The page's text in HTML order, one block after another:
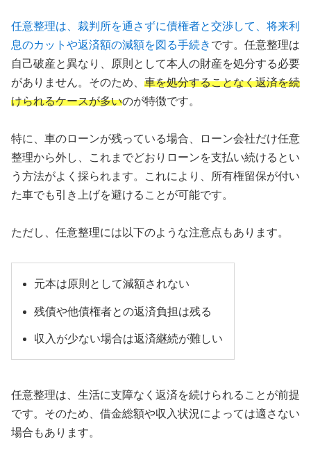
任意整理は、裁判所を通さずに債権者と交渉して、将来利
息のカットや返済額の減額を図る手続き です。任意整理は
自己破産と異なり、原則として本人の財産を処分する必要
がありません。そのため、 車を処分することなく返済を続
けられるケースが多いのが特徴です。
特に、車のローンが残っている場合、ローン会社だけ任意
整理から外し、これまでどおりローンを支払い続けるとい
う方法がよく採られます。これにより、所有権留保が付い
た車でも引き上げを避けることが可能です。
ただし、任意整理には以下のような注意点もあります。
元本は原則として減額されない
残債や他債権者との返済負担は残る
収入が少ない場合は返済継続が難しい
任意整理は、生活に支障なく返済を続けられることが前提
です。そのため、借金総額や収入状況によっては適さない
場合もあります。